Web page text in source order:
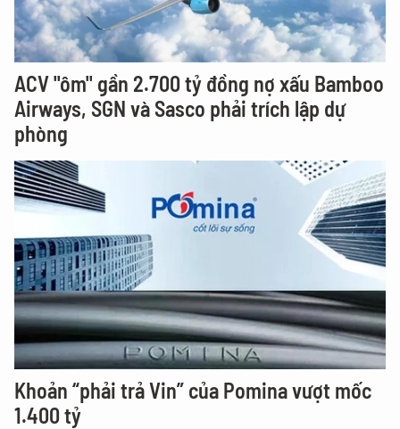
ACV "ôm" gần 2.700 tỷ đồng nợ xấu Bamboo
Airways, SGN và Sasco phải trích lập dự
phòng
Khoản “phải trả Vin” của Pomina vượt mốc
1.400 tỷ